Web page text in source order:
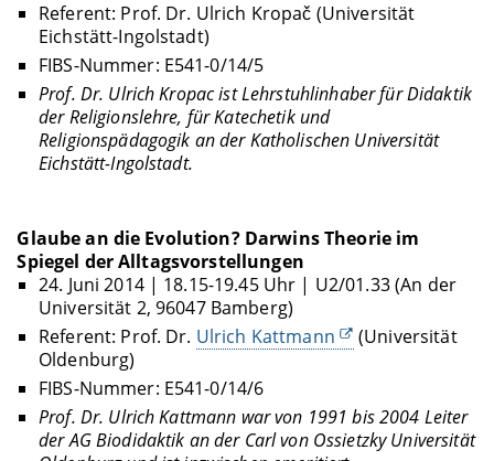
Referent: Prof. Dr. Ulrich Kropač (Universität
Eichstätt-Ingolstadt)
FIBS-Nummer: E541-0/14/5
Prof. Dr. Ulrich Kropac istLehrstuhlinhaber für Didaktik
der Religionslehre, für Katechetik und
Religionspädagogik an der Katholischen Universität
Eichstätt-Ingolstadt.
Glaube an die Evolution? Darwins Theorie im
Spiegel der Alltagsvorstellungen
24. Juni 2014 | 18.15-19.45 Uhr | U2/01.33 (An der
Universität 2, 96047 Bamberg)
Referent: Prof. Dr. Ulrich Kattmann
(Universität
Oldenburg)
FIBS-Nummer: E541-0/14/6
Prof. Dr. Ulrich Kattmann war von 1991 bis 2004 Leiter
der AG Biodidaktik an der Carl von Ossietzky Universität